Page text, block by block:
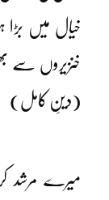
خیال میں بڑا
خنزیروں سے
(دینِ کامل)
میرے مرشد